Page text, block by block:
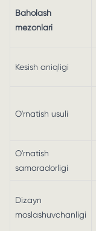
Baholash
mezonlari
Kesish aniqligi
O'rnatish usuli
O'rnatish
samaradorligi
Dizayn
moslashuvchanligi